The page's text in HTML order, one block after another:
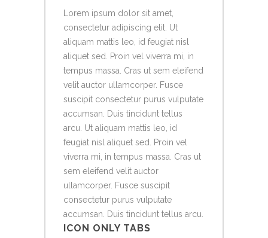
Lorem ipsum dolor sit amet,
consectetur adipiscing elit. Ut
aliquam mattis leo, id feugiat nisl
aliquet sed. Proin vel viverra mi, in
tempus massa. Cras ut sem eleifend
velit auctor ullamcorper. Fusce
suscipit consectetur purus vulputate
accumsan. Duis tincidunt tellus
arcu. Ut aliquam mattis leo, id
feugiat nisl aliquet sed. Proin vel
viverra mi, in tempus massa. Cras ut
sem eleifend velit auctor
ullamcorper. Fusce suscipit
consectetur purus vulputate
accumsan. Duis tincidunt tellus arcu.
ICON ONLY TABS